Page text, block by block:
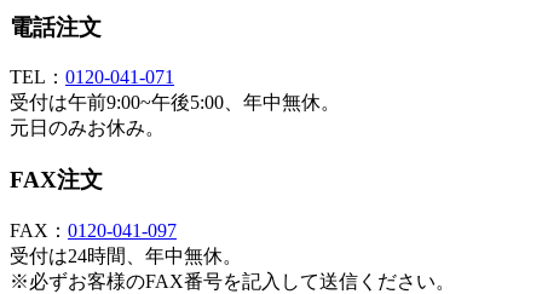
電話注文
TEL： 0120-041-071
受付は午前9:00~午後5:00、年中無休。
元日のみお休み。
FAX注文
FAX： 0120-041-097
受付は24時間、年中無休。
※必ずお客様のFAX番号を記入して送信ください。